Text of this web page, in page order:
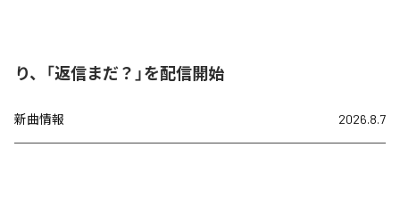
り、「返信まだ？」を配信開始
新曲情報 2026.8.7